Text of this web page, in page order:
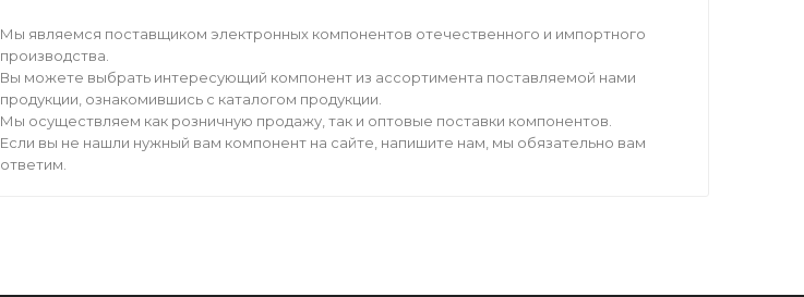
Мы являемся поставщиком электронных компонентов отечественного и импортного
производства.
Вы можете выбрать интересующий компонент из ассортимента поставляемой нами
продукции, ознакомившись с каталогом продукции.
Мы осуществляем как розничную продажу, так и оптовые поставки компонентов.
Если вы не нашли нужный вам компонент на сайте, напишите нам, мы обязательно вам
ответим.